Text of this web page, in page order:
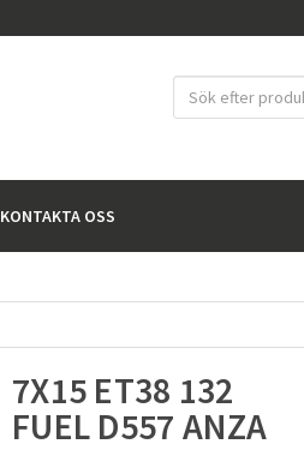
KONTAKTA OSS
7X15 ET38 132
FUEL D557 ANZA